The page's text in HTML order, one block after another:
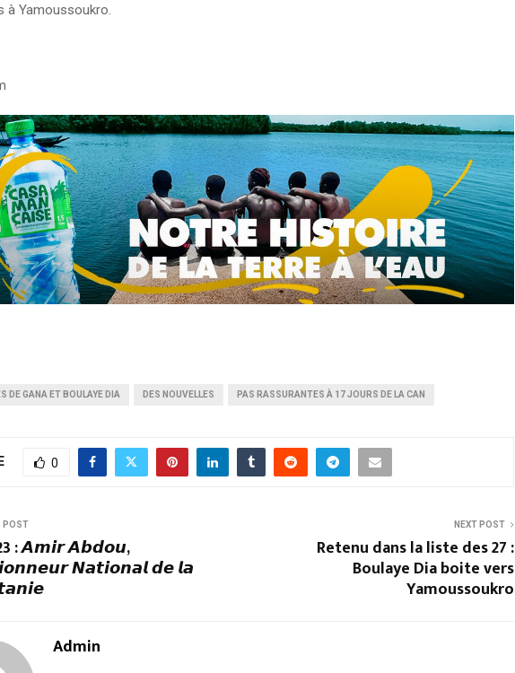
à Yamoussoukro.
DE GANA ET BOULAYE DIA DES NOUVELLES PAS RASSURANTES À 17 JOURS DE LA CAN
0
POST
: 𝘼𝙢𝙞𝙧 𝘼𝙗𝙙𝙤𝙪,
𝙉𝙖𝙩𝙞𝙤𝙣𝙖𝙡 𝙙𝙚 𝙡𝙖
NEXT POST
Retenu dans la liste des 27 :
Boulaye Dia boite vers
Yamoussoukro
Admin